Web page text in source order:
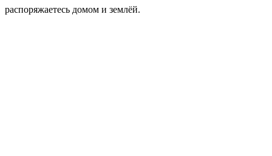
распоряжаетесь домом и землёй.